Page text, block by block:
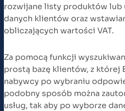
rozwijane listy produktów lub
danych klientów oraz
obliczających wartości VAT.
Za pomocą funkcji
prostą bazę klientów, z której
nabywcy po wybraniu
podobny sposób można
usług, tak aby po wyborze